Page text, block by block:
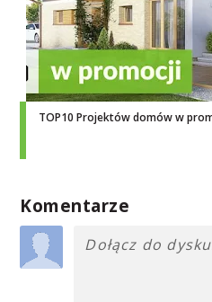
TOP10 Projektów domów w
Komentarze